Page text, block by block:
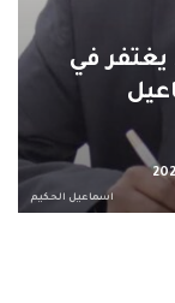
يغتفر في
اسماعيل الحكيم